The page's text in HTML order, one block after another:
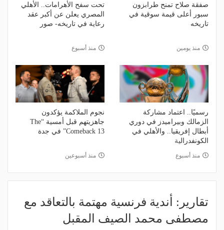
صفقة صلاح تمنح طرابزون
سبور أعلى قيمة سوقية في
تاريخه
منذ يومين
تحت سفح الأهرامات.. الأهلي
المصري يعلن عن أكبر عقد
رعاية في تاريخه- صور
منذ أسبوع
رسميًا.. اعتماد مشاركة
الزمالك وبيراميدز في دوري
أبطال إفريقيا.. والأهلي في
الكونفدرالية
منذ أسبوع
نجوم الملاكمة يؤكدون
جاهزيتهم قبل أمسية “The
Comeback 13” في جدة
منذ أسبوعين
تقارير: أندية فرنسية مهتمة بالتعاقد مع
مصطفى محمد الصيف المقبل